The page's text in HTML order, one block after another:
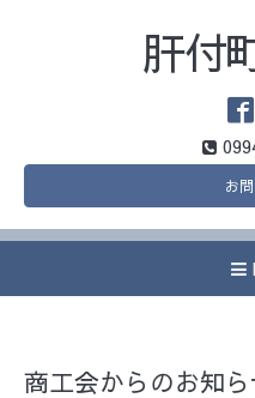
肝付
お
商工会からのお知ら